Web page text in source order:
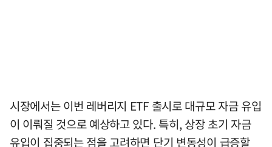
시장에서는 이번 레버리지 ETF 출시로 대규모 자금 유입
이 이뤄질 것으로 예상하고 있다. 특히, 상장 초기 자금
유입이 집중되는 점을 고려하면 단기 변동성이 급증할